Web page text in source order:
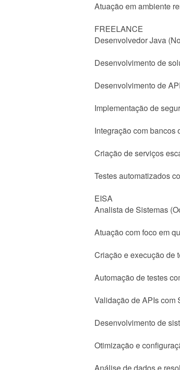
Atuação em ambiente
FREELANCE
Desenvolvedor Java
Desenvolvimento de
Desenvolvimento de
Implementação de
Integração com
Criação de serviços
Testes automatizados
EISA
Analista de Sistemas
Atuação com foco em
Criação e execução de
Automação de testes
Validação de APIs com
Desenvolvimento de
Otimização e